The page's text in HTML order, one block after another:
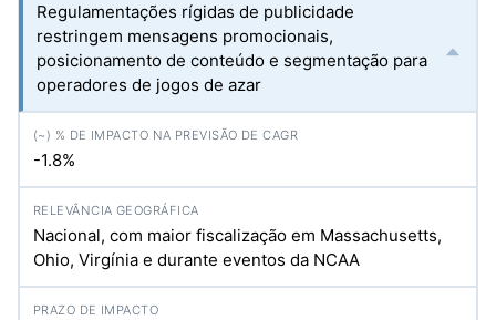
Regulamentações rígidas de publicidade
restringem mensagens promocionais,
posicionamento de conteúdo e segmentação para
operadores de jogos de azar
-1.8%
Nacional, com maior fiscalização em Massachusetts,
Ohio, Virgínia e durante eventos da NCAA